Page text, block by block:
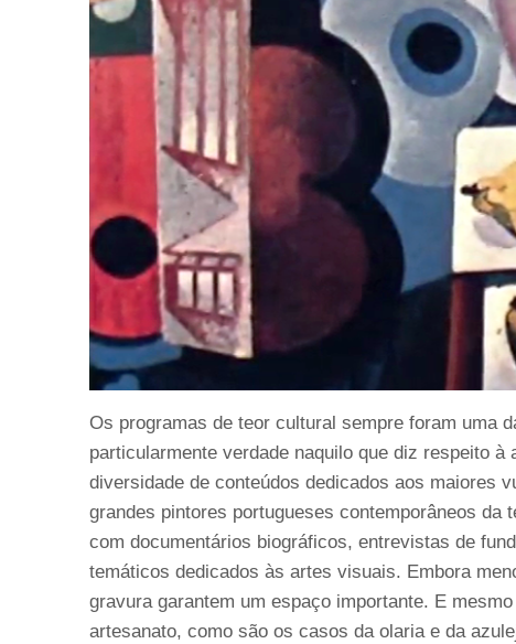
Os programas de teor cultural sempre foram uma
particularmente verdade naquilo que diz respeito
diversidade de conteúdos dedicados aos maiores
grandes pintores portugueses contemporâneos da
com documentários biográficos, entrevistas de
temáticos dedicados às artes visuais. Embora
gravura garantem um espaço importante. E
artesanato, como são os casos da olaria e da